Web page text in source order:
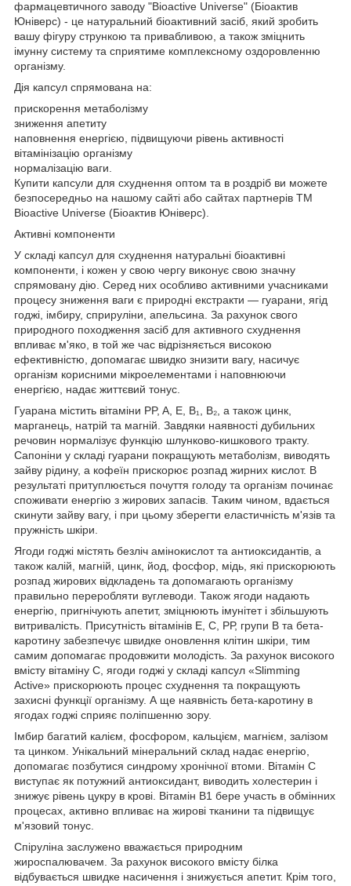
фармацевтичного заводу "Bioactive Universe" (Біоактив
Юніверс) - це натуральний біоактивний засіб, який зробить
вашу фігуру стрункою та привабливою, а також зміцнить
імунну систему та сприятиме комплексному оздоровленню
організму.
Дія капсул спрямована на:
прискорення метаболізму
зниження апетиту
наповнення енергією, підвищуючи рівень активності
вітамінізацію організму
нормалізацію ваги.
Купити капсули для схуднення оптом та в роздріб ви можете
безпосередньо на нашому сайті або сайтах партнерів ТМ
Bioactive Universe (Біоактив Юніверс).
Активні компоненти
У складі капсул для схуднення натуральні біоактивні
компоненти, і кожен у свою чергу виконує свою значну
спрямовану дію. Серед них особливо активними учасниками
процесу зниження ваги є природні екстракти — гуарани, ягід
годжі, імбиру, сприруліни, апельсина. За рахунок свого
природного походження засіб для активного схуднення
впливає м'яко, в той же час відрізняється високою
ефективністю, допомагає швидко знизити вагу, насичує
організм корисними мікроелементами і наповнюючи
енергією, надає життєвий тонус.
Гуарана містить вітаміни PP, A, E, B₁, B₂, а також цинк,
марганець, натрій та магній. Завдяки наявності дубильних
речовин нормалізує функцію шлунково-кишкового тракту.
Сапоніни у складі гуарани покращують метаболізм, виводять
зайву рідину, а кофеїн прискорює розпад жирних кислот. В
результаті притуплюється почуття голоду та організм починає
споживати енергію з жирових запасів. Таким чином, вдається
скинути зайву вагу, і при цьому зберегти еластичність м'язів та
пружність шкіри.
Ягоди годжі містять безліч амінокислот та антиоксидантів, а
також калій, магній, цинк, йод, фосфор, мідь, які прискорюють
розпад жирових відкладень та допомагають організму
правильно переробляти вуглеводи. Також ягоди надають
енергію, пригнічують апетит, зміцнюють імунітет і збільшують
витривалість. Присутність вітамінів Е, С, РР, групи В та бета-
каротину забезпечує швидке оновлення клітин шкіри, тим
самим допомагає продовжити молодість. За рахунок високого
вмісту вітаміну С, ягоди годжі у складі капсул «Slimming
Active» прискорюють процес схуднення та покращують
захисні функції організму. А ще наявність бета-каротину в
ягодах годжі сприяє поліпшенню зору.
Імбир багатий калієм, фосфором, кальцієм, магнієм, залізом
та цинком. Унікальний мінеральний склад надає енергію,
допомагає позбутися синдрому хронічної втоми. Вітамін С
виступає як потужний антиоксидант, виводить холестерин і
знижує рівень цукру в крові. Вітамін В1 бере участь в обмінних
процесах, активно впливає на жирові тканини та підвищує
м'язовий тонус.
Спіруліна заслужено вважається природним
жироспалювачем. За рахунок високого вмісту білка
відбувається швидке насичення і знижується апетит. Крім того,